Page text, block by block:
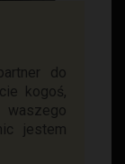
do
kogoś,
jestem